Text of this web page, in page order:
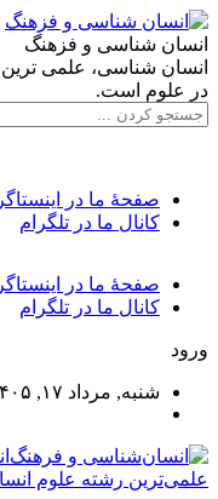
انسان شناسی و فزهنگ
انسان شناسی، علمی
در علوم است.
صفحۀ ما در
کانال ما در تلگرام
صفحۀ ما در
کانال ما در تلگرام
ورود
شنبه, مرداد ۱۷, ۱۴۰۵
علمی‌ترین رشته علوم